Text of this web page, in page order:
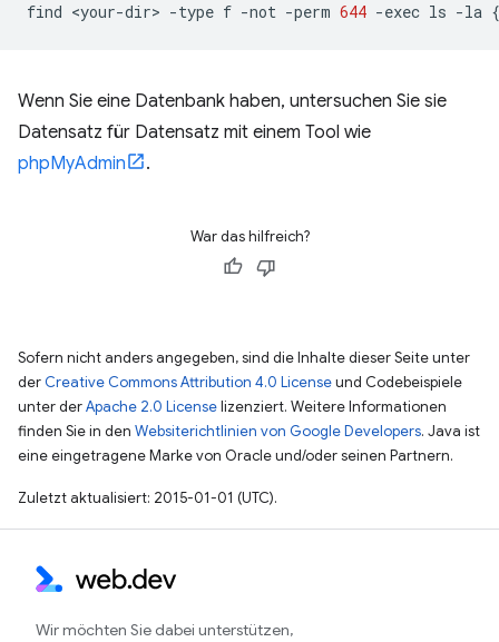
find <your-dir> -type f -not -perm 644 -exec ls -la
Wenn Sie eine Datenbank haben, untersuchen Sie sie
Datensatz für Datensatz mit einem Tool wie
phpMyAdmin
.
War das hilfreich?
Sofern nicht anders angegeben, sind die Inhalte dieser Seite unter
der Creative Commons Attribution 4.0 Licenseund Codebeispiele
unter derApache 2.0 Licenselizenziert. Weitere Informationen
finden Sie in den Websiterichtlinien von Google Developers. Java ist
eine eingetragene Marke von Oracle und/oder seinen Partnern.
Zuletzt aktualisiert: 2015-01-01 (UTC).
Wir möchten Sie dabei unterstützen,